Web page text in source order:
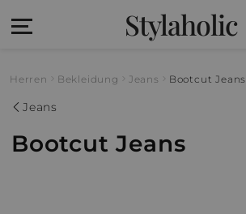
Stylaholic
Herren Bekleidung Jeans Bootcut Jeans
Jeans
Bootcut Jeans